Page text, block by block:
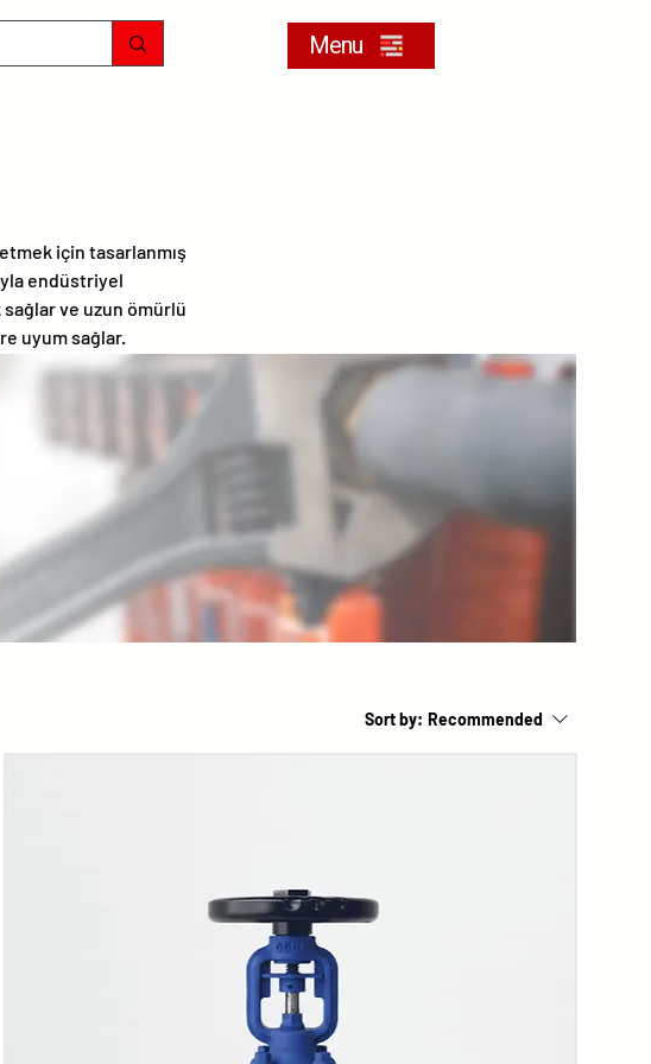
Menu
için tasarlanmış
endüstriyel
sağlar ve uzun ömürlü
uyum sağlar.
Sort by: Recommended